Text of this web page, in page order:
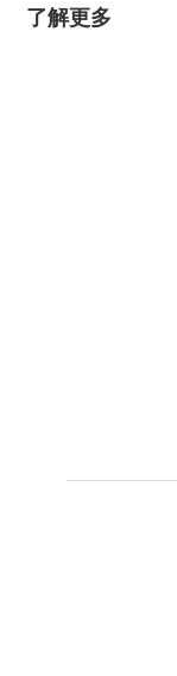
了解更多